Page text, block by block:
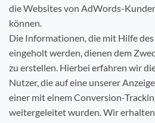
die Websites von AdWords-
können.
Die Informationen, die mit Hilfe
eingeholt werden, dienen dem
zu erstellen. Hierbei erfahren wir
Nutzer, die auf eine unserer
einer mit einem Conversion-
weitergeleitet wurden. Wir